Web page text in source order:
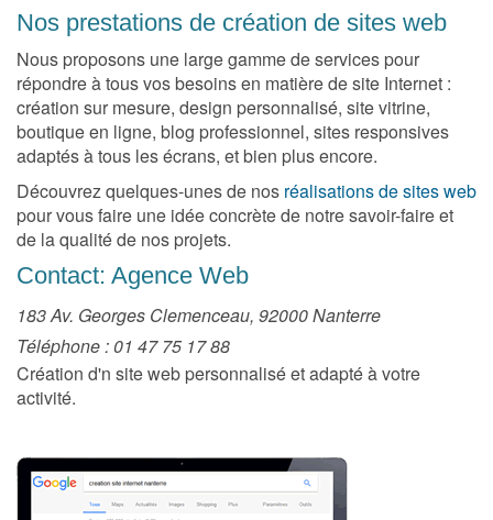
Nos prestations de création de sites web
Nous proposons une large gamme de services pour
répondre à tous vos besoins en matière de site Internet :
création sur mesure, design personnalisé, site vitrine,
boutique en ligne, blog professionnel, sites responsives
adaptés à tous les écrans, et bien plus encore.
Découvrez quelques-unes de nos réalisations de sites web
pour vous faire une idée concrète de notre savoir-faire et
de la qualité de nos projets.
Contact: Agence Web
183 Av. Georges Clemenceau, 92000 Nanterre
Téléphone : 01 47 75 17 88
Création d'n site web personnalisé et adapté à votre
activité.